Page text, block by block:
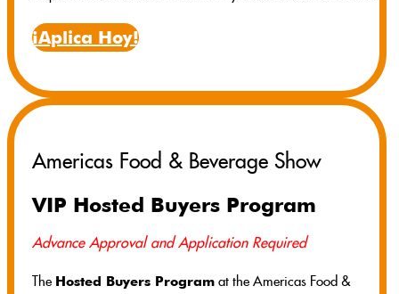
¡Aplica Hoy!
Americas Food & Beverage Show
VIP Hosted Buyers Program
Advance Approval and Application Required
The Hosted Buyers Program at the Americas Food &